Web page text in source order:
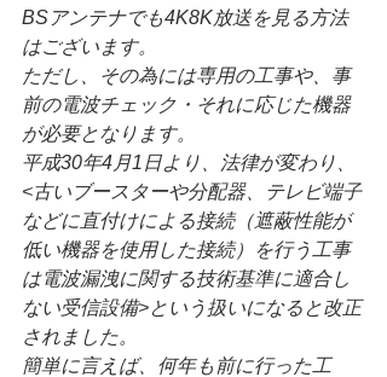
BSアンテナでも4K8K放送を見る方法
はございます。
ただし、その為には専用の工事や、事
前の電波チェック・それに応じた機器
が必要となります。
平成30年4月1日より、法律が変わり、
<古いブースターや分配器、テレビ端子
などに直付けによる接続（遮蔽性能が
低い機器を使用した接続）を行う工事
は電波漏洩に関する技術基準に適合し
ない受信設備>という扱いになると改正
されました。
簡単に言えば、何年も前に行った工